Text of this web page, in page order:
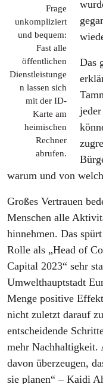
Frage
unkompliziert
und bequem:
Fast alle
öffentlichen
Dienstleistunge
n lassen sich
mit der ID-
Karte am
heimischen
Rechner
abrufen.
Das
warum und von
Großes Vertrauen
Menschen alle
hinnehmen. Das
Rolle als „Head of
Capital 2023“ sehr
Umwelthauptstadt
Menge positive
nicht zuletzt darauf
entscheidende
mehr Nachhaltigkeit.
davon überzeugen,
sie planen“ – Kaidi